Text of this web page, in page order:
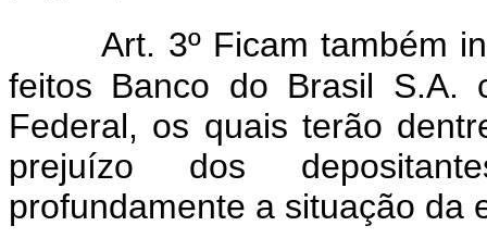
Art. 3º Ficam também
feitos Banco do Brasil S.A.
Federal, os quais terão
prejuízo dos
profundamente a situação da